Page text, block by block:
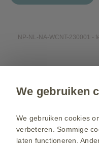
NP-NL-NA-WCNT-230001 -
Heeft u een
We gebruiken
We gebruiken cookies
verbeteren. Sommige
laten functioneren.